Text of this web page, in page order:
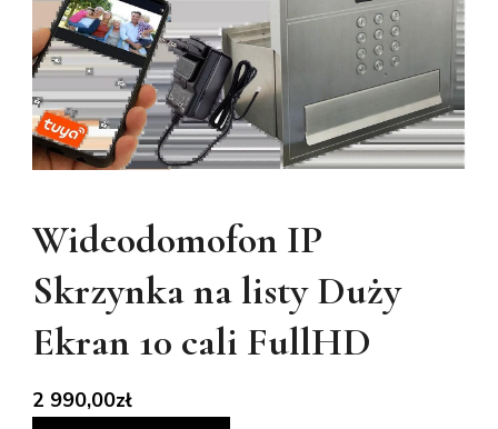
Wideodomofon IP
Skrzynka na listy Duży
Ekran 10 cali FullHD
2 990,00zł